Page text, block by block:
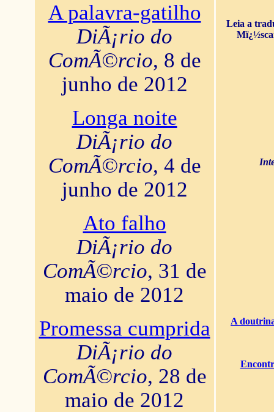
A palavra-gatilho
DiÃ¡rio do
ComÃ©rcio, 8 de
junho de 2012
Longa noite
DiÃ¡rio do
ComÃ©rcio, 4 de
junho de 2012
Ato falho
DiÃ¡rio do
ComÃ©rcio, 31 de
maio de 2012
Promessa cumprida
DiÃ¡rio do
ComÃ©rcio, 28 de
maio de 2012
Leia a
A